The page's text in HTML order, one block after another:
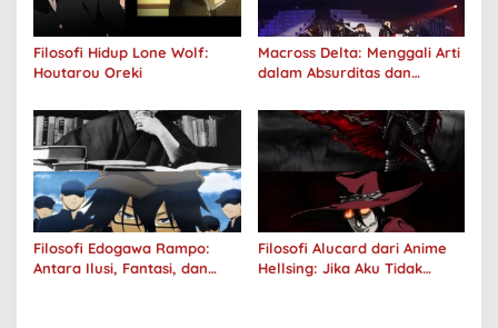
Filosofi Hidup Lone Wolf:
Houtarou Oreki
Macross Delta: Menggali Arti
dalam Absurditas dan
Filosofi Edogawa Rampo:
Antara Ilusi, Fantasi, dan
Filosofi Alucard dari Anime
Hellsing: Jika Aku Tidak